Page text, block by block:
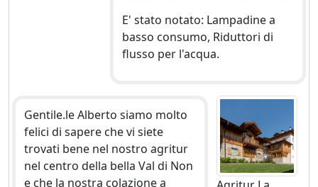
E' stato notato: Lampadine a
basso consumo, Riduttori di
flusso per l'acqua.
Gentile.le Alberto siamo molto
felici di sapere che vi siete
trovati bene nel nostro agritur
nel centro della bella Val di Non
e che la nostra colazione a